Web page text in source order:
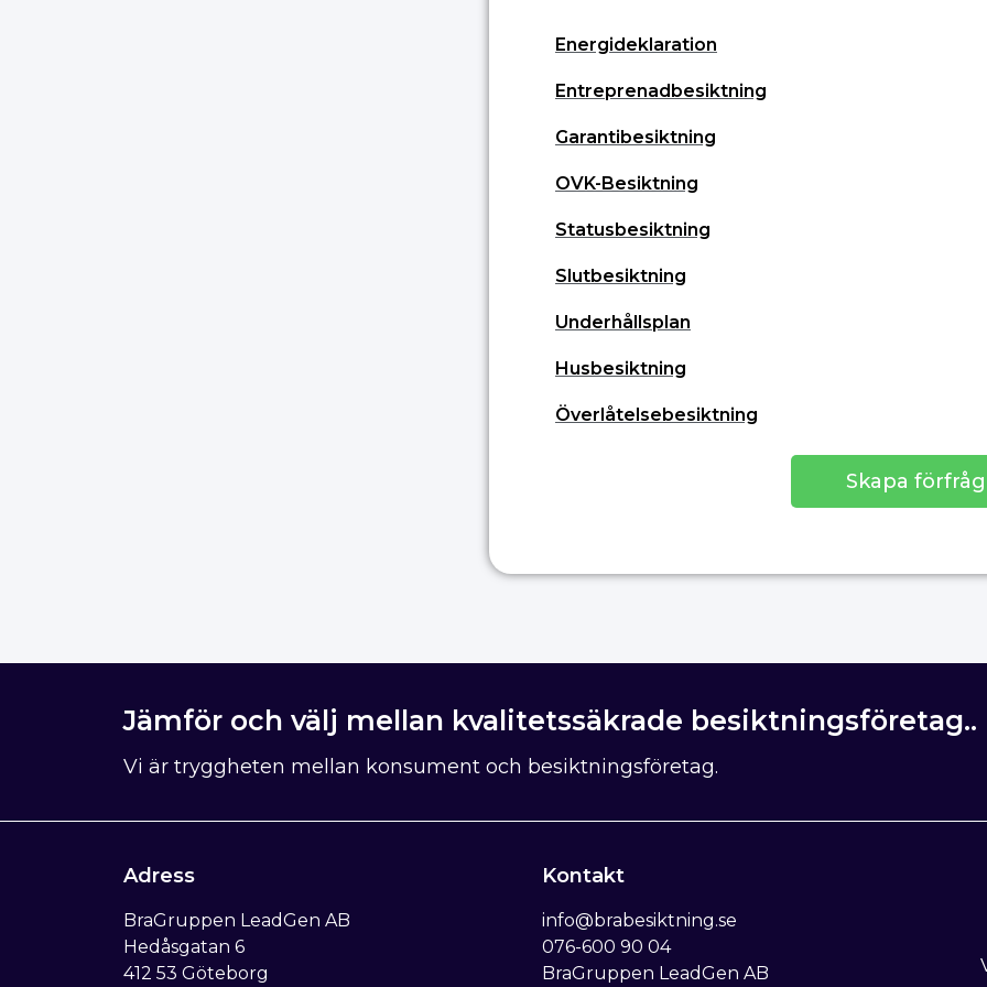
Energideklaration
Entreprenadbesiktning
Garantibesiktning
OVK-Besiktning
Statusbesiktning
Slutbesiktning
Underhållsplan
Husbesiktning
Överlåtelsebesiktning
Skapa
Jämför och välj mellan kvalitetssäkrade besiktningsföretag..
Vi är tryggheten mellan konsument och besiktningsföretag.
Adress
BraGruppen LeadGen AB
Hedåsgatan 6
412 53 Göteborg
Kontakt
info@brabesiktning.se
076-600 90 04
BraGruppen LeadGen AB